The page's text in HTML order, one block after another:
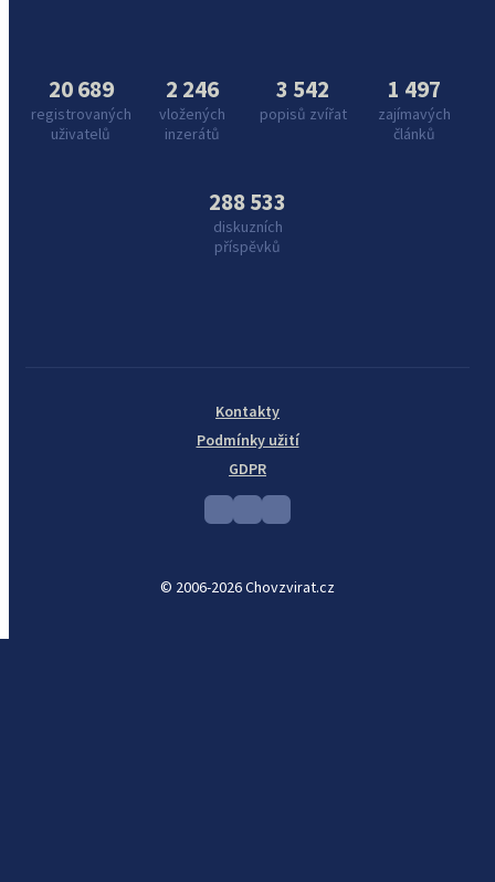
20 689
registrovaných
uživatelů
2 246
vložených
inzerátů
3 542
popisů zvířat
1 497
zajímavých
článků
288 533
diskuzních
příspěvků
© 2006-2026 Chovzvirat.cz
Kontakty
Podmínky užití
GDPR